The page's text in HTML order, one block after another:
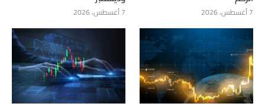
7 أغسطس، 2026 7 أغسطس، 2026